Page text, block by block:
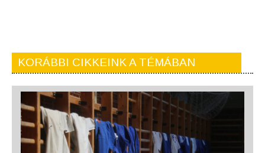
KORÁBBI CIKKEINK A TÉMÁBAN